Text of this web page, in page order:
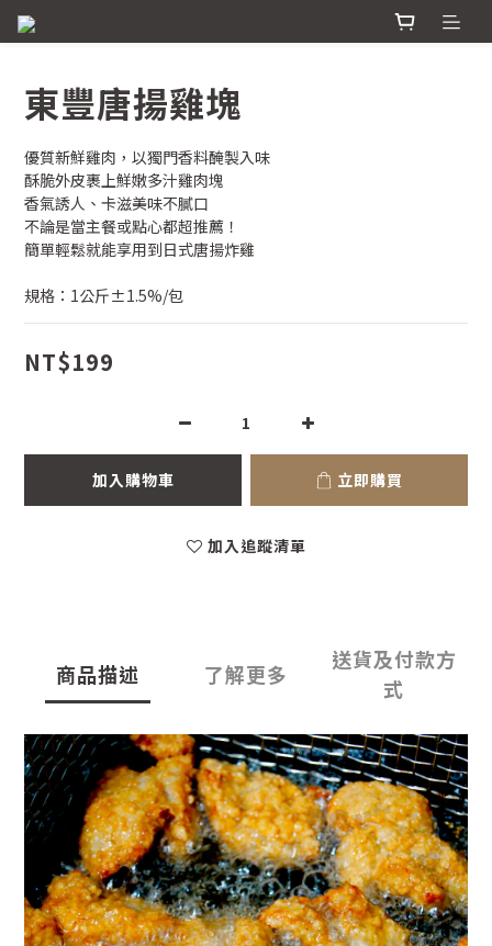
東豐唐揚雞塊
優質新鮮雞肉，以獨門香料醃製入味
酥脆外皮裹上鮮嫩多汁雞肉塊
香氣誘人、卡滋美味不膩口
不論是當主餐或點心都超推薦！
簡單輕鬆就能享用到日式唐揚炸雞
規格：1公斤±1.5%/包
NT$199
加入購物車 立即購買
加入追蹤清單
商品描述 了解更多
送貨及付款方
式